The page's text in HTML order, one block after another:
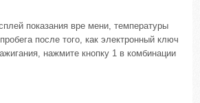
показания вре мени, температуры
после того, как электронный ключ
нажмите кнопку 1 в комбинации